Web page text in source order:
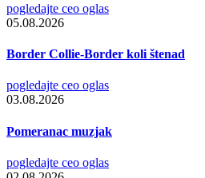
pogledajte ceo oglas
05.08.2026
Border Collie-Border koli štenad
pogledajte ceo oglas
03.08.2026
Pomeranac muzjak
pogledajte ceo oglas